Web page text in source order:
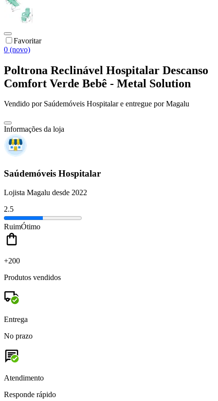
Favoritar
0 (novo)
Poltrona Reclinável Hospitalar Descanso
Comfort Verde Bebê - Metal Solution
Vendido por Saúdemóveis Hospitalare entregue por Magalu
Informações da loja
Saúdemóveis Hospitalar
Lojista Magalu desde 2022
2.5
RuimÓtimo
+200
Produtos vendidos
Entrega
No prazo
Atendimento
Responde rápido